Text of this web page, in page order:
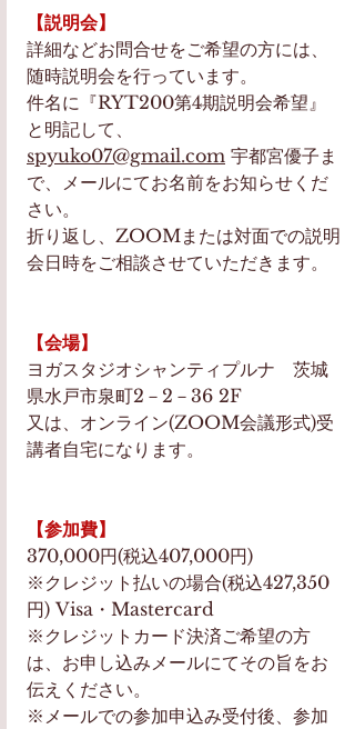
【説明会】
詳細などお問合せをご希望の方には、
随時説明会を行っています。
件名に『RYT200第4期説明会希望』
と明記して、
spyuko07@gmail.com 宇都宮優子ま
で、メールにてお名前をお知らせくだ
さい。
折り返し、ZOOMまたは対面での説明
会日時をご相談させていただきます。
【会場】
ヨガスタジオシャンティプルナ　茨城
県水戸市泉町2－2－36 2F
又は、オンライン(ZOOM会議形式)受
講者自宅になります。
【参加費】
370,000円(税込407,000円)
※クレジット払いの場合(税込427,350
円) Visa・Mastercard
※クレジットカード決済ご希望の方
は、お申し込みメールにてその旨をお
伝えください。
※メールでの参加申込み受付後、参加